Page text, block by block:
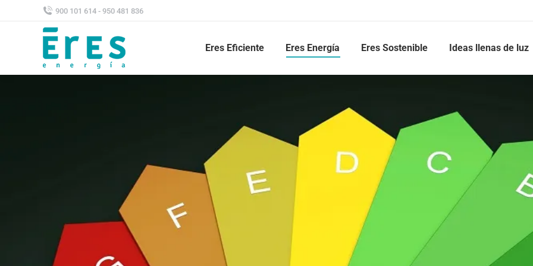
900 101 614 - 950 481 836
Eres Eficiente Eres Energía Eres Sostenible Ideas llenas de luz